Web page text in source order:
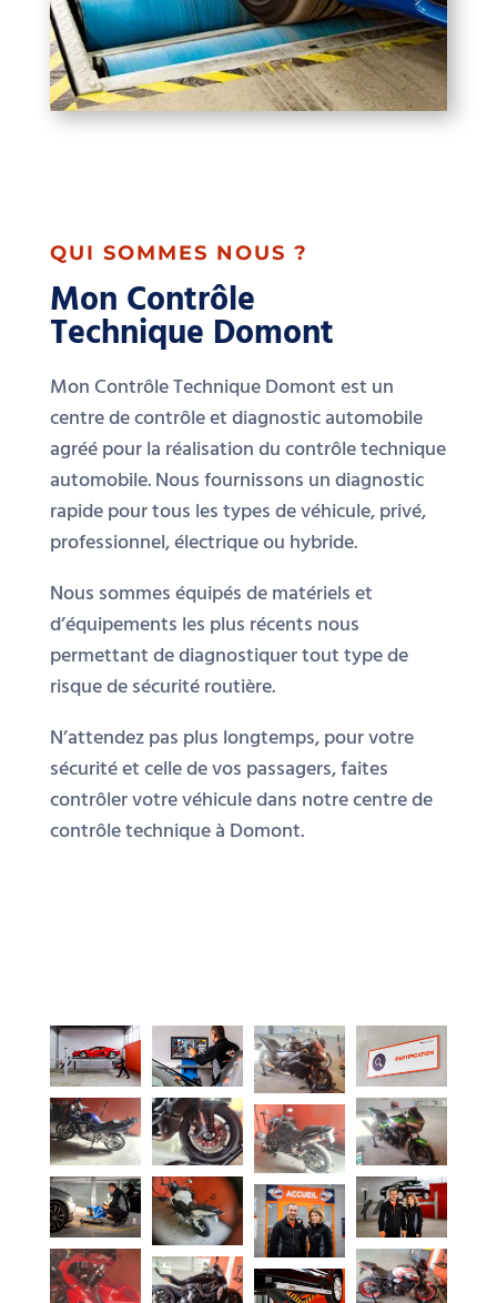
QUI SOMMES NOUS ?
Mon Contrôle
Technique Domont
Mon Contrôle Technique Domont est un
centre de contrôle et diagnostic automobile
agréé pour la réalisation du contrôle technique
automobile. Nous fournissons un diagnostic
rapide pour tous les types de véhicule, privé,
professionnel, électrique ou hybride.
Nous sommes équipés de matériels et
d’équipements les plus récents nous
permettant de diagnostiquer tout type de
risque de sécurité routière.
N’attendez pas plus longtemps, pour votre
sécurité et celle de vos passagers, faites
contrôler votre véhicule dans notre centre de
contrôle technique à Domont.